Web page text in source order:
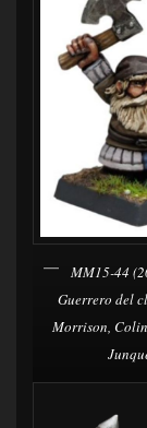
MM15-44
Guerrero del
Morrison,